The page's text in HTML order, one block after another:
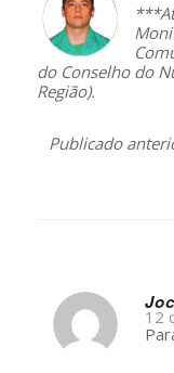
do Conselho do
Região).
Publicado
s
ays:
12